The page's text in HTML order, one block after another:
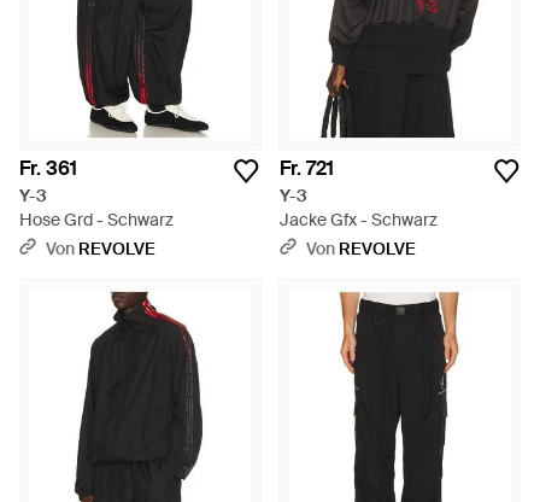
Fr. 361
Y-3
Hose Grd - Schwarz
Von REVOLVE
Fr. 721
Y-3
Jacke Gfx - Schwarz
Von REVOLVE